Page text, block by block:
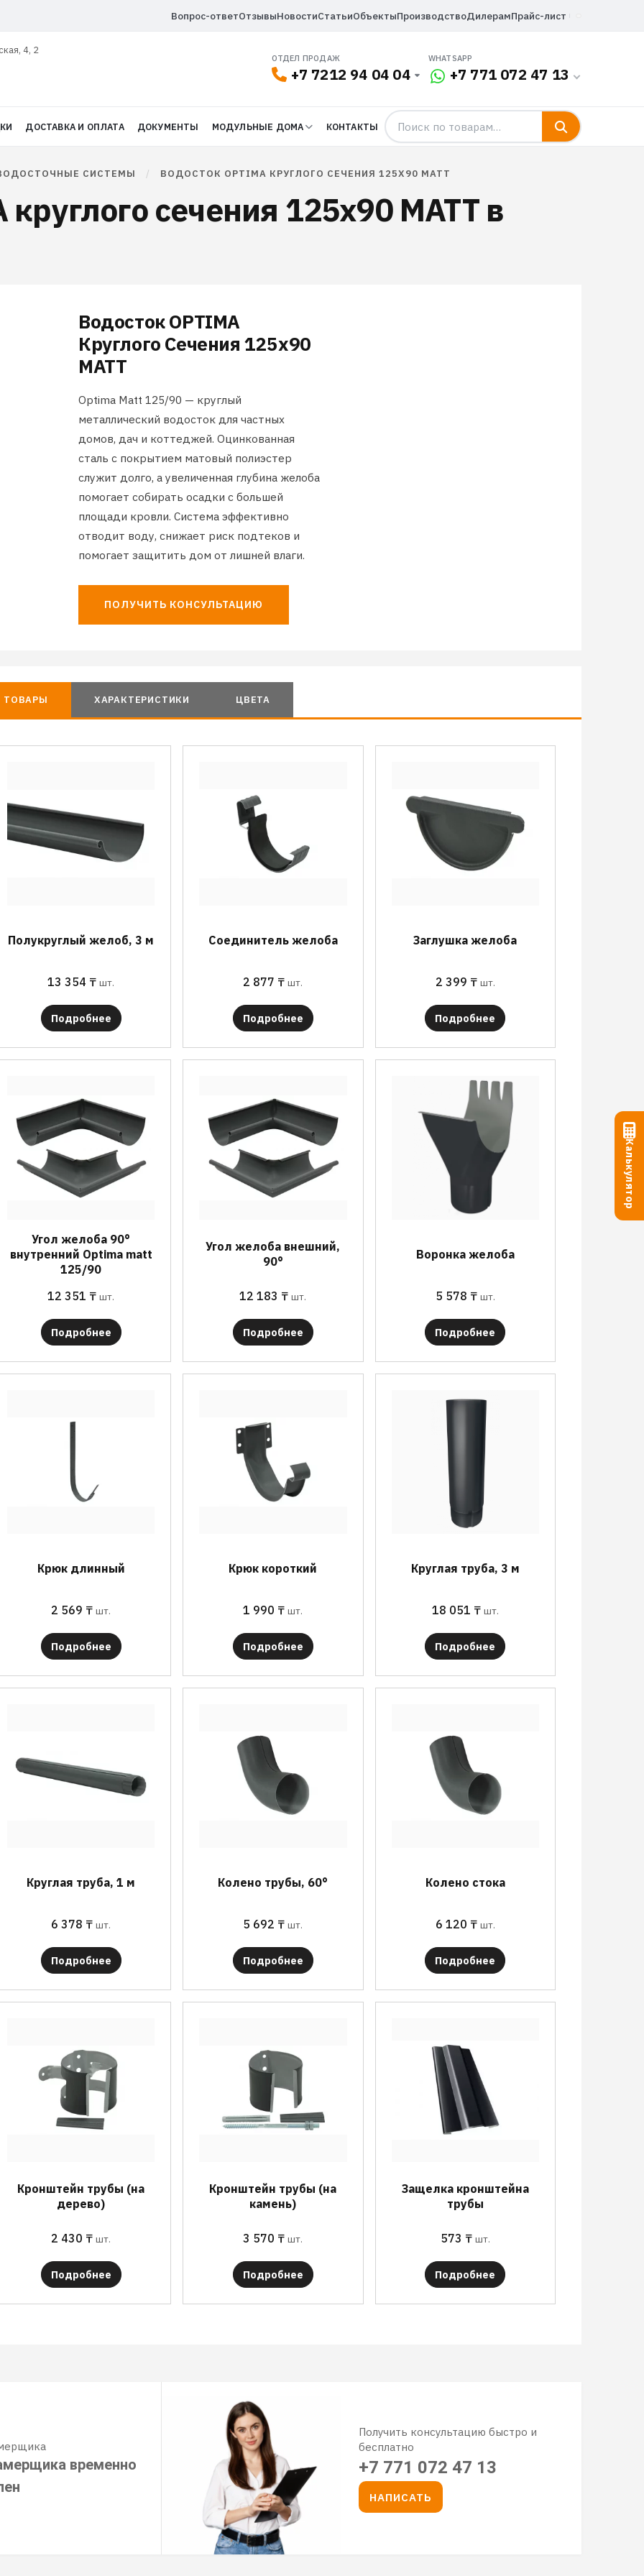
Вопрос-ответОтзывыНовостиСтатьиОбъектыПроизводствоДилерамПрайс-лист
4, 2
ОТДЕЛ ПРОДАЖ
+7 7212 94 04 04
WHATSAPP
+7 771 072 47 13
ДОСТАВКА И ОПЛАТА ДОКУМЕНТЫ МОДУЛЬНЫЕ ДОМА КОНТАКТЫ
СИСТЕМЫ / ВОДОСТОК OPTIMA КРУГЛОГО СЕЧЕНИЯ 125X90 MATT
сечения 125x90 MATT в
Водосток OPTIMA
Круглого Сечения 125x90
MATT
Optima Matt 125/90 — круглый
металлический водосток для частных
домов, дач и коттеджей. Оцинкованная
сталь с покрытием матовый полиэстер
служит долго, а увеличенная глубина желоба
помогает собирать осадки с большей
площади кровли. Система эффективно
отводит воду, снижает риск подтеков и
помогает защитить дом от лишней влаги.
ПОЛУЧИТЬ КОНСУЛЬТАЦИЮ
ТОВАРЫ ХАРАКТЕРИСТИКИ ЦВЕТА
Полукруглый желоб, 3 м
13 354 ₸ шт.
Подробнее
Соединитель желоба
2 877 ₸ шт.
Подробнее
Заглушка желоба
2 399 ₸ шт.
Подробнее
Угол желоба 90°
внутренний Optima matt
125/90
12 351 ₸ шт.
Подробнее
Угол желоба внешний,
90°
12 183 ₸ шт.
Подробнее
Воронка желоба
5 578 ₸ шт.
Подробнее
Крюк длинный
2 569 ₸ шт.
Подробнее
Крюк короткий
1 990 ₸ шт.
Подробнее
Круглая труба, 3 м
18 051 ₸ шт.
Подробнее
Круглая труба, 1 м
6 378 ₸ шт.
Подробнее
Колено трубы, 60°
5 692 ₸ шт.
Подробнее
Колено стока
6 120 ₸ шт.
Подробнее
Кронштейн трубы (на
дерево)
2 430 ₸ шт.
Подробнее
Кронштейн трубы (на
камень)
3 570 ₸ шт.
Подробнее
Защелка кронштейна
трубы
573 ₸ шт.
Подробнее
временно
Получить консультацию быстро и
бесплатно
+7 771 072 47 13
НАПИСАТЬ
Калькулятор